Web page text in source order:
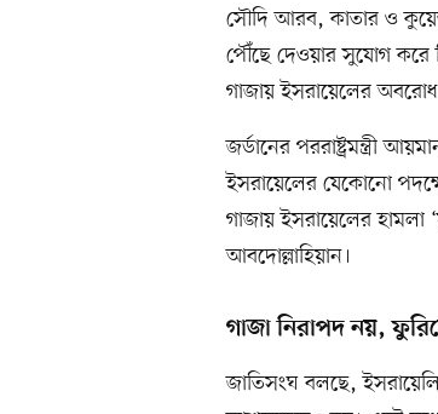
সৌদি আরব, কাতার ও কুয়েত
পৌঁছে দেওয়ার সুযোগ করে
গাজায় ইসরায়েলের অবরোধ
জর্ডানের পররাষ্ট্রমন্ত্রী
ইসরায়েলের যেকোনো
গাজায় ইসরায়েলের হামলা
আবদোল্লাহিয়ান।
গাজা নিরাপদ নয়,
জাতিসংঘ বলছে,